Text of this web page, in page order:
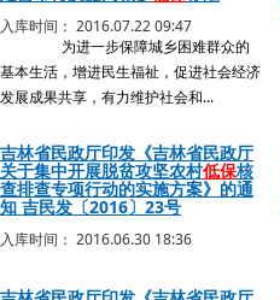
入库时间： 2016.07.22 09:47
为进一步保障城乡困难群众的
基本生活，增进民生福祉，促进社会经济
发展成果共享，有力维护社会和...
吉林省民政厅印发《吉林省民政厅
关于集中开展脱贫攻坚农村低保核
查排查专项行动的实施方案》的通
知 吉民发〔2016〕23号
入库时间： 2016.06.30 18:36